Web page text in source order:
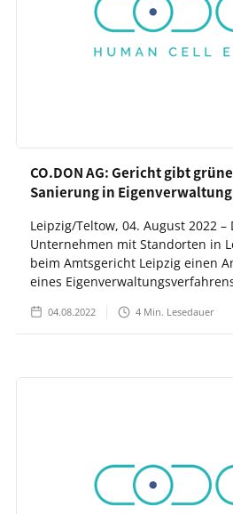
CO.DON AG: Gericht gibt
Sanierung in Eigenverwaltung
Leipzig/Teltow, 04. August 2022
Unternehmen mit Standorten in
beim Amtsgericht Leipzig einen
eines
04.08.2022 4 Min. Lesedauer